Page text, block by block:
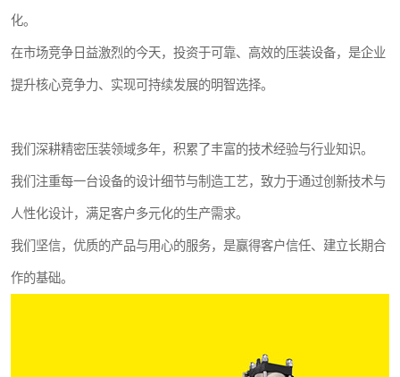
化。
在市场竞争日益激烈的今天，投资于可靠、高效的压装设备，是企业
提升核心竞争力、实现可持续发展的明智选择。
我们深耕精密压装领域多年，积累了丰富的技术经验与行业知识。
我们注重每一台设备的设计细节与制造工艺，致力于通过创新技术与
人性化设计，满足客户多元化的生产需求。
我们坚信，优质的产品与用心的服务，是赢得客户信任、建立长期合
作的基础。